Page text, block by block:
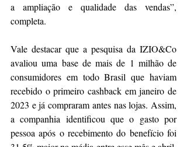
a ampliação e qualidade das vendas”,
completa.
Vale destacar que a pesquisa da IZIO&Co
avaliou uma base de mais de 1 milhão de
consumidores em todo Brasil que haviam
recebido o primeiro cashback em janeiro de
2023 e já compraram antes nas lojas. Assim,
a companhia identificou que o gasto por
pessoa após o recebimento do benefício foi